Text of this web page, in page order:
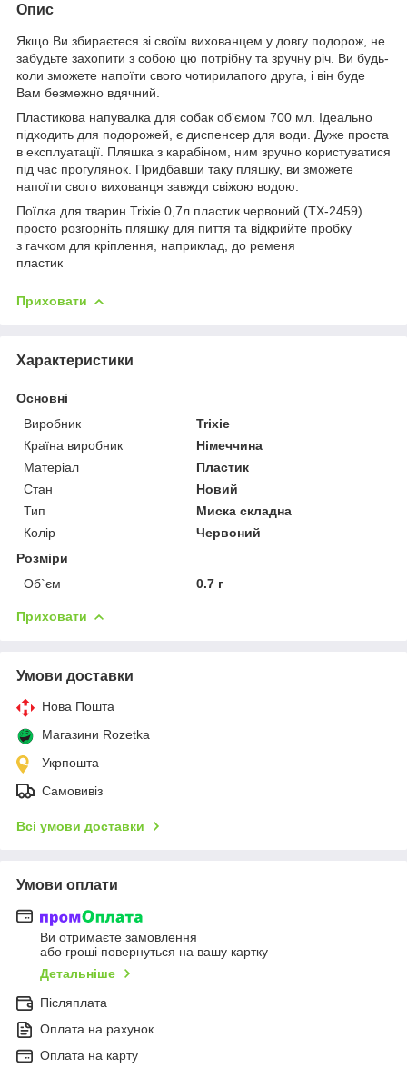
Опис
Якщо Ви збираєтеся зі своїм вихованцем у довгу подорож, не
забудьте захопити з собою цю потрібну та зручну річ. Ви будь-
коли зможете напоїти свого чотирилапого друга, і він буде
Вам безмежно вдячний.
Пластикова напувалка для собак об'ємом 700 мл. Ідеально
підходить для подорожей, є диспенсер для води. Дуже проста
в експлуатації. Пляшка з карабіном, ним зручно користуватися
під час прогулянок. Придбавши таку пляшку, ви зможете
напоїти свого вихованця завжди свіжою водою.
Поїлка для тварин Trixie 0,7л пластик червоний (TX-2459)
просто розгорніть пляшку для пиття та відкрийте пробку
з гачком для кріплення, наприклад, до ременя
пластик
Приховати
Характеристики
Основні
Виробник
Trixie
Країна виробник
Німеччина
Матеріал
Пластик
Стан
Новий
Тип
Миска складна
Колір
Червоний
Розміри
Об`єм
0.7 г
Приховати
Умови доставки
Нова Пошта
Магазини Rozetka
Укрпошта
Самовивіз
Всі умови доставки
Умови оплати
Ви отримаєте замовлення
або гроші повернуться на вашу картку
Детальніше
Післяплата
Оплата на рахунок
Оплата на карту